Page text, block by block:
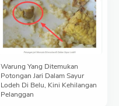
Warung Yang Ditemukan
Potongan Jari Dalam Sayur
Lodeh Di Belu, Kini Kehilangan
Pelanggan